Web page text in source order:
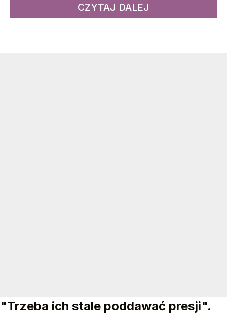
CZYTAJ DALEJ
"Trzeba ich stale poddawać presji".